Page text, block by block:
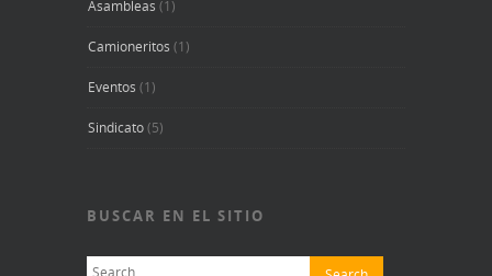
Asambleas (1)
Camioneritos (1)
Eventos (1)
Sindicato(5)
BUSCAR EN EL SITIO